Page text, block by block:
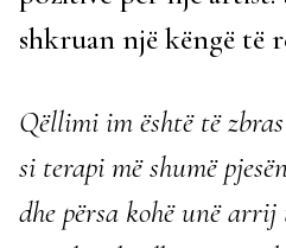
shkruan një këngë të
Qëllimi im është të
si terapi më shumë
dhe përsa kohë unë